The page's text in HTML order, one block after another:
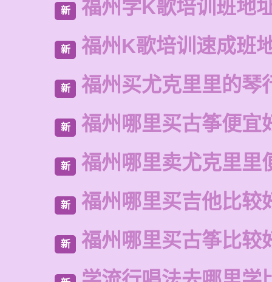
新 福州学K歌培训班地
新 福州K歌培训速成班
新 福州买尤克里里的琴
新 福州哪里买古筝便宜
新 福州哪里卖尤克里里
新 福州哪里买吉他比较
新 福州哪里买古筝比较